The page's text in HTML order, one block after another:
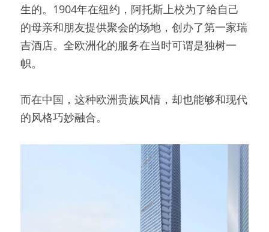
生的。1904年在纽约，阿托斯上校为了给自己
的母亲和朋友提供聚会的场地，创办了第一家瑞
吉酒店。全欧洲化的服务在当时可谓是独树一
帜。
而在中国，这种欧洲贵族风情，却也能够和现代
的风格巧妙融合。